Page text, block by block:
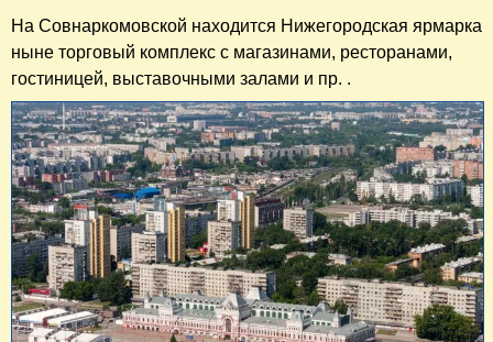
На Совнаркомовской находится Нижегородская ярмарка
ныне торговый комплекс с магазинами, ресторанами,
гостиницей, выставочными залами и пр. .